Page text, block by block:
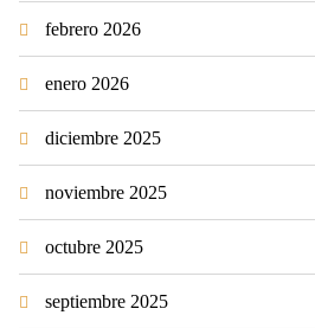
febrero 2026
enero 2026
diciembre 2025
noviembre 2025
octubre 2025
septiembre 2025